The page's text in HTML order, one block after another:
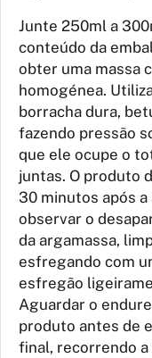
Junte 250ml a
conteúdo da
obter uma massa
homogénea.
borracha dura,
fazendo pressão
que ele ocupe o
juntas. O produto
30 minutos após a
observar o
da argamassa,
esfregando com
esfregão
Aguardar o
produto antes de
final, recorrendo a